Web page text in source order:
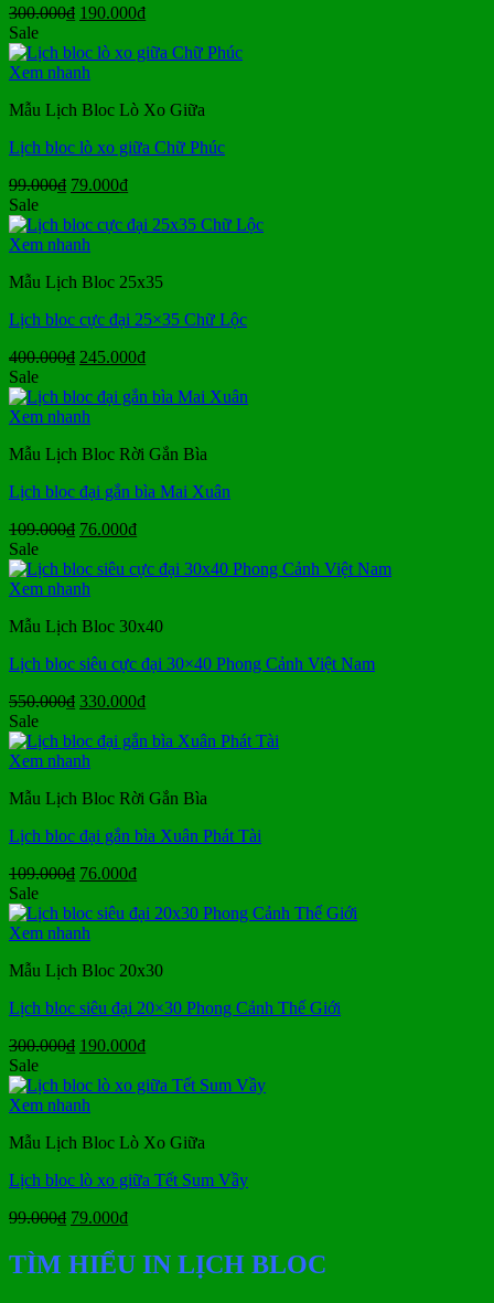
300.000₫ Giá
là:
300.000₫.
190.000₫Giá
tại
Sale
Xem nhanh
Mẫu Lịch Bloc Lò Xo Giữa
Lịch bloc lò xo giữa Chữ Phúc
99.000₫ Giá
là:
99.000₫.
79.000₫Giá
tại
Sale
Xem nhanh
Mẫu Lịch Bloc 25x35
Lịch bloc cực đại 25×35 Chữ Lộc
400.000₫ Giá
là:
400.000₫.
245.000₫Giá
tại
Sale
Xem nhanh
Mẫu Lịch Bloc Rời Gắn Bìa
Lịch bloc đại gắn bìa Mai Xuân
109.000₫ Giá
là:
109.000₫.
76.000₫Giá
tại
Sale
Xem nhanh
Mẫu Lịch Bloc 30x40
Lịch bloc siêu cực đại 30×40 Phong Cảnh Việt Nam
550.000₫ Giá
là:
550.000₫.
330.000₫Giá
tại
Sale
Xem nhanh
Mẫu Lịch Bloc Rời Gắn Bìa
Lịch bloc đại gắn bìa Xuân Phát Tài
109.000₫ Giá
là:
109.000₫.
76.000₫Giá
tại
Sale
Xem nhanh
Mẫu Lịch Bloc 20x30
Lịch bloc siêu đại 20×30 Phong Cảnh Thế Giới
300.000₫ Giá
là:
300.000₫.
190.000₫Giá
tại
Sale
Xem nhanh
Mẫu Lịch Bloc Lò Xo Giữa
Lịch bloc lò xo giữa Tết Sum Vầy
99.000₫ Giá
là:
99.000₫.
79.000₫Giá
tại
là:
TÌM HIỂU IN LỊCH BLOC